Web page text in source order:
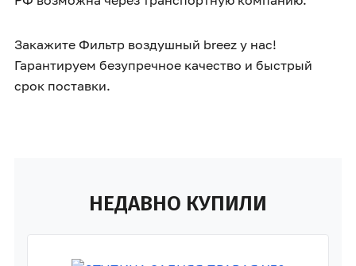
Закажите Фильтр воздушный breez у нас!
Гарантируем безупречное качество и быстрый
срок поставки.
НЕДАВНО КУПИЛИ